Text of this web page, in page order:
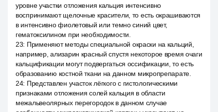
уровне участки отложения кальция интенсивно
воспринимают щелочные красители, то есть окрашиваются
в интенсивно фиолетовый или темно синий цвет,
гематоксилином при необходимости.
23: Применяют методы специальной окраски на кальций,
например, ализарин красный спустя некоторое время очаги
кальцификации могут подвергаться оссификации, то есть
образованию костной ткани на данном микропрепарате.
24: Представлен участок лёгкого с гистологическими
признаками отложения солей кальция в области
межальвеолярных перегородок в данном случае